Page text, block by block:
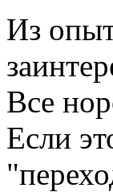
Из
Все
Если